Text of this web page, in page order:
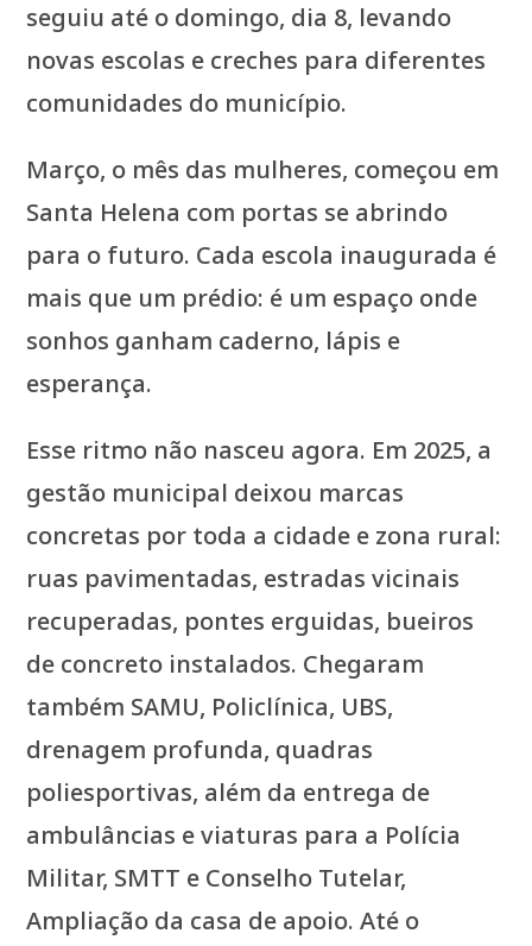
seguiu até o domingo, dia 8, levando
novas escolas e creches para diferentes
comunidades do município.
Março, o mês das mulheres, começou em
Santa Helena com portas se abrindo
para o futuro. Cada escola inaugurada é
mais que um prédio: é um espaço onde
sonhos ganham caderno, lápis e
esperança.
Esse ritmo não nasceu agora. Em 2025, a
gestão municipal deixou marcas
concretas por toda a cidade e zona rural:
ruas pavimentadas, estradas vicinais
recuperadas, pontes erguidas, bueiros
de concreto instalados. Chegaram
também SAMU, Policlínica, UBS,
drenagem profunda, quadras
poliesportivas, além da entrega de
ambulâncias e viaturas para a Polícia
Militar, SMTT e Conselho Tutelar,
Ampliação da casa de apoio. Até o